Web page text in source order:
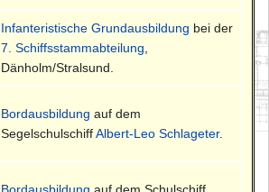
Infanteristische Grundausbildung bei der
7. Schiffsstammabteilung
Dänholm/Stralsund.
Bordausbildung auf dem
SegelschulschiffAlbert-Leo Schlageter.